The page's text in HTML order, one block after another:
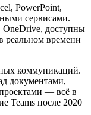
PowerPoint,
сервисами.
OneDrive, доступны
реальном времени
коммуникаций.
документами,
— всё в
Teams после 2020